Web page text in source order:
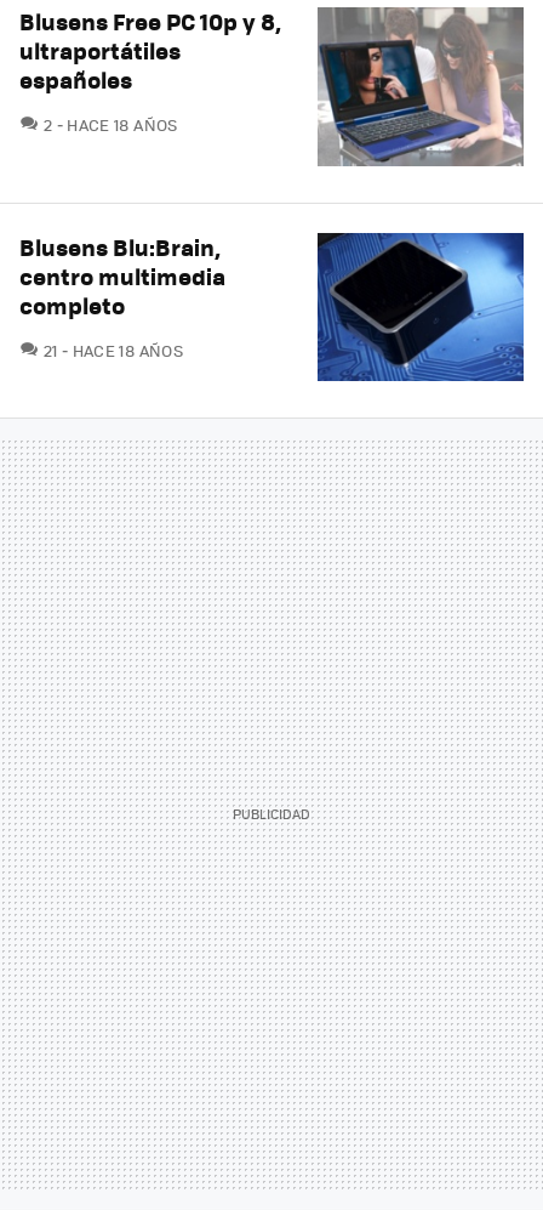
Blusens Free PC 10p y 8,
ultraportátiles
españoles
2 COMENTARIOS
HACE 18 AÑOS
Blusens Blu:Brain,
centro multimedia
completo
21 COMENTARIOS
HACE 18 AÑOS